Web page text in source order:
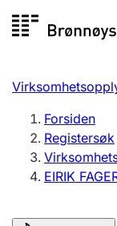
Registersøk
Aksjeselskap
Registrere,
Forsiden
Registersøk
EIRIK